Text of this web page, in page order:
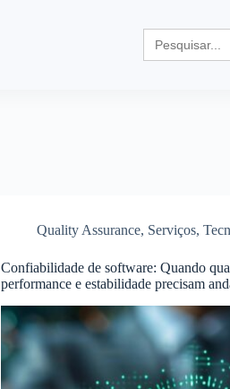
Search
for:
Quality Assurance, Serviços,
Confiabilidade de software: Quando
performance e estabilidade precisam